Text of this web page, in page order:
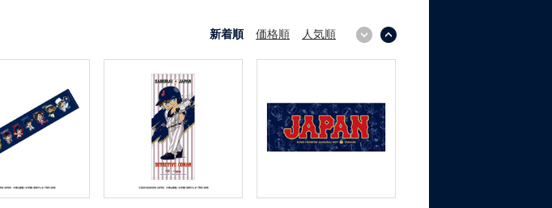
新着順 価格順 人気順